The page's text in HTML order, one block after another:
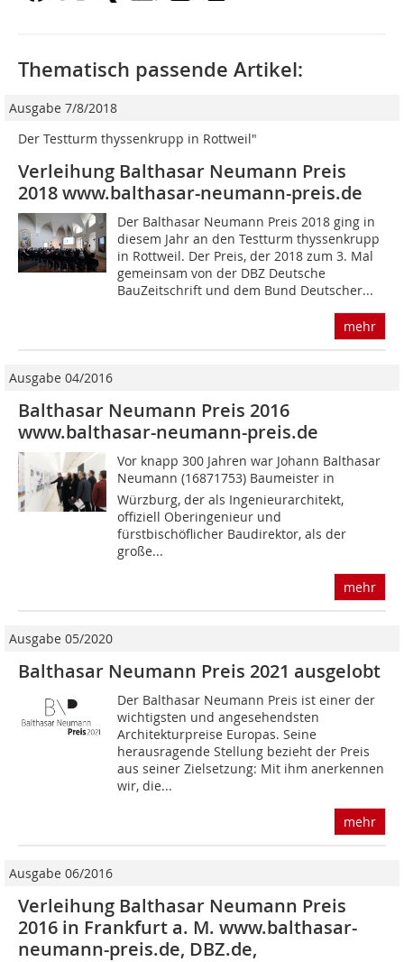
Thematisch passende Artikel:
Ausgabe 7/8/2018
Der Testturm thyssenkrupp in Rottweil"
Verleihung Balthasar Neumann Preis
2018 www.balthasar-neumann-preis.de
Der Balthasar Neumann Preis 2018 ging in
diesem Jahr an den Testturm thyssenkrupp
in Rottweil. Der Preis, der 2018 zum 3. Mal
gemeinsam von der DBZ Deutsche
BauZeitschrift und dem Bund Deutscher...
mehr
Ausgabe 04/2016
Balthasar Neumann Preis 2016
www.balthasar-neumann-preis.de
Vor knapp 300 Jahren war Johann Balthasar
Neumann (16871753) Baumeister in
Würzburg, der als Ingenieurarchitekt,
offiziell Oberingenieur und
fürstbischöflicher Baudirektor, als der
große...
mehr
Ausgabe 05/2020
Balthasar Neumann Preis 2021 ausgelobt
Der Balthasar Neumann Preis ist einer der
wichtigsten und angesehendsten
Architekturpreise Europas. Seine
herausragende Stellung bezieht der Preis
aus seiner Zielsetzung: Mit ihm anerkennen
wir, die...
mehr
Ausgabe 06/2016
Verleihung Balthasar Neumann Preis
2016 in Frankfurt a. M. www.balthasar-
neumann-preis.de, DBZ.de,